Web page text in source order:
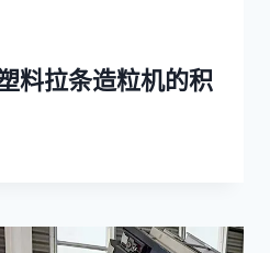
料拉条造粒机的积